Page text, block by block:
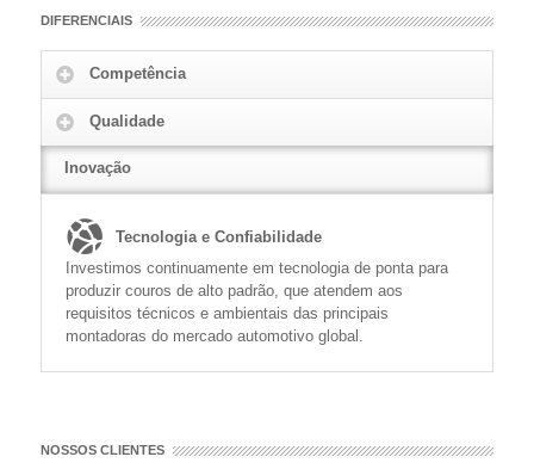
READ MORE
DIFERENCIAIS
Competência
Qualidade
Inovação
Tecnologia e Confiabilidade
Investimos continuamente em tecnologia de ponta para
produzir couros de alto padrão, que atendem aos
requisitos técnicos e ambientais das principais
montadoras do mercado automotivo global.
NOSSOS CLIENTES